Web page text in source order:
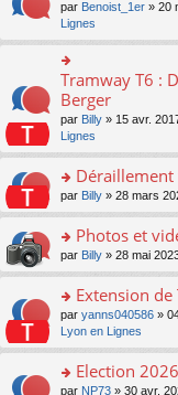
e
nt
u
s
ré
c
e
nt
n
o
n
lu
le
pl
u
s
ré
c
e
nt
s
s
g
n
o
n
lu
le
u
s
ré
c
e
er
le
m
e
s
g
o
n
lu
pl
u
s
ré
c
e
o
s
ult
er
le
m
e
s
s
a
e
o
n
lu
pl
u
s
ré
c
e
par Benoist_1er » 20
Lignes
o
n
ult
er
le
m
e
s
a
g
e
n
o
n
pl
Tramway T6 :
Berger
par Billy » 15 avr.
Lignes
o
n
ult
er
le
m
e
s
g
par Billy » 28 mars
o
n
ult
er
le
m
e
s
Photos et
par Billy » 28 mai
o
s
er
Extension de
par yanns040586 »
Lyon en Lignes
o
Election
par NP73 » 30 avr.